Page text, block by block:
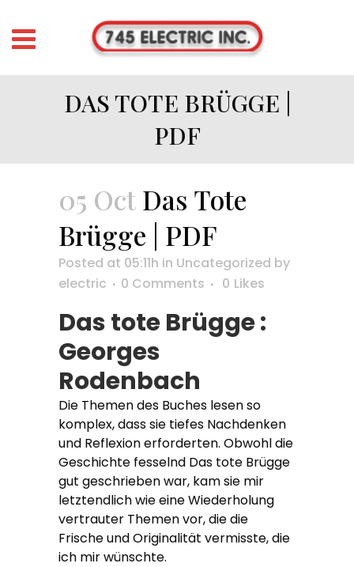
DAS TOTE BRÜGGE |
PDF
05 OctDas Tote
Brügge | PDF
Posted at 05:11h in Uncategorized by
electric
0 Comments 0 Likes
Das tote Brügge :
Georges
Rodenbach
Die Themen des Buches lesen so
komplex, dass sie tiefes Nachdenken
und Reflexion erforderten. Obwohl die
Geschichte fesselnd Das tote Brügge
gut geschrieben war, kam sie mir
letztendlich wie eine Wiederholung
vertrauter Themen vor, die die
Frische und Originalität vermisste, die
ich mir wünschte.